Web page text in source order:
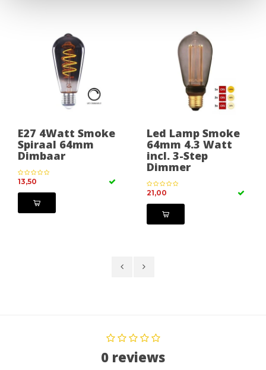
E27 4Watt Smoke
Spiraal 64mm
Dimbaar
13,50
Led Lamp Smoke
64mm 4.3 Watt
incl. 3-Step
Dimmer
21,00
0 reviews